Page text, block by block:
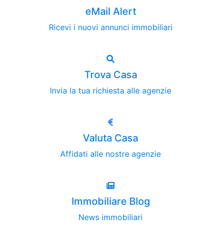
eMail Alert
Ricevi i nuovi annunci immobiliari
Trova Casa
Invia la tua richiesta alle agenzie
Valuta Casa
Affidati alle nostre agenzie
Immobiliare Blog
News immobiliari